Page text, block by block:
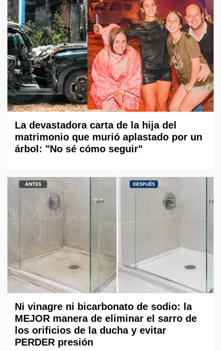
La devastadora carta de la hija del
matrimonio que murió aplastado por un
árbol: "No sé cómo seguir"
Ni vinagre ni bicarbonato de sodio: la
MEJOR manera de eliminar el sarro de
los orificios de la ducha y evitar
PERDER presión